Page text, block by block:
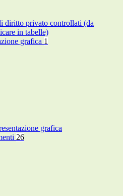
diritto privato controllati (da
in tabelle)
grafica 1
grafica
26